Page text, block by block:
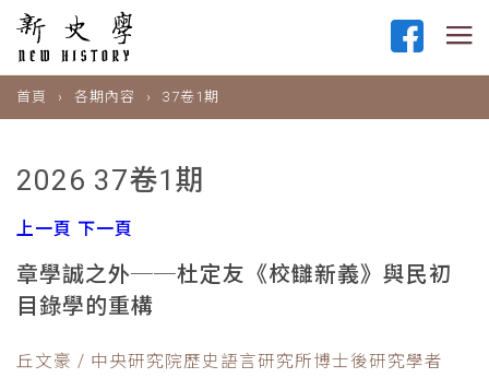
首頁 各期內容 37卷1期
2026 37卷1期
上一頁 下一頁
章學誠之外──杜定友《校讎新義》與民初
目錄學的重構
丘文豪 / 中央研究院歷史語言研究所博士後研究學者